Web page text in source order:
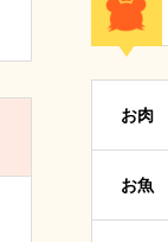
お肉
お魚